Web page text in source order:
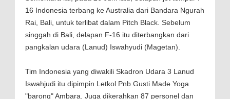
16 Indonesia terbang ke Australia dari Bandara Ngurah
Rai, Bali, untuk terlibat dalam Pitch Black. Sebelum
singgah di Bali, delapan F-16 itu diterbangkan dari
pangkalan udara (Lanud) Iswahyudi (Magetan).
Tim Indonesia yang diwakili Skadron Udara 3 Lanud
Iswahjudi itu dipimpin Letkol Pnb Gusti Made Yoga
"barong" Ambara. Juga dikerahkan 87 personel dan